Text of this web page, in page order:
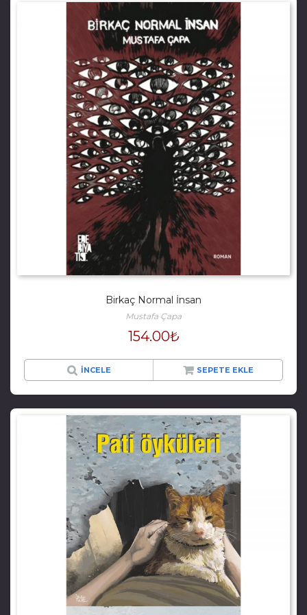
Birkaç Normal İnsan
Mustafa Çapa
154.00₺
İNCELE SEPETE EKLE